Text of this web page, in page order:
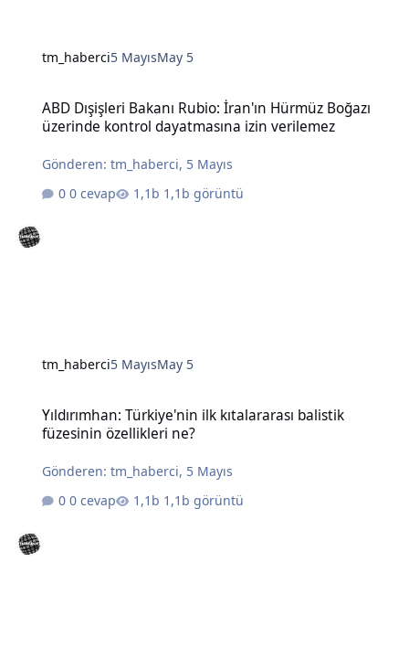
tm_haberci5 MayısMay 5
ABD Dışişleri Bakanı Rubio: İran'ın Hürmüz Boğazı
üzerinde kontrol dayatmasına izin verilemez
Gönderen:tm_haberci, 5 Mayıs
0 cevap
1,1b görüntü
tm_haberci5 MayısMay 5
Yıldırımhan: Türkiye'nin ilk kıtalararası balistik
füzesinin özellikleri ne?
Gönderen:tm_haberci, 5 Mayıs
0 cevap
1,1b görüntü